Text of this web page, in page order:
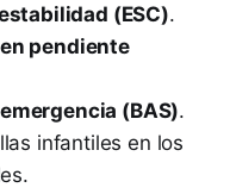
(ESC).
pendiente
(BAS).
infantiles en los